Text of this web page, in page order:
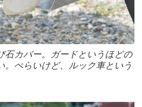
石カバー。ガードというほどの
。ぺらいけど、ルック車という